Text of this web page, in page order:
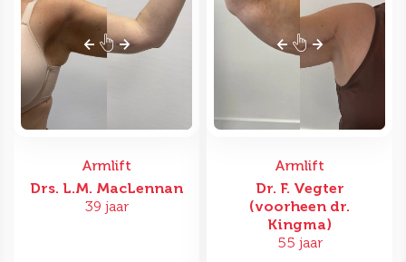
Armlift
Drs. L.M. MacLennan
39 jaar
Armlift
Dr. F. Vegter
(voorheen dr.
Kingma)
55 jaar